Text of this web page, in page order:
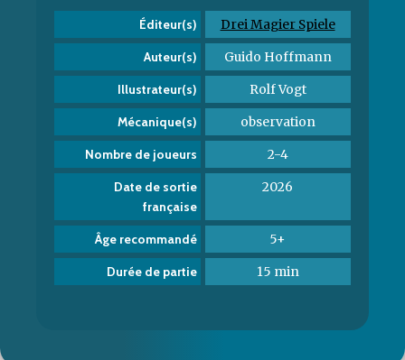
Éditeur(s) Drei Magier Spiele
Auteur(s) Guido Hoffmann
Illustrateur(s) Rolf Vogt
Mécanique(s) observation
Nombre de joueurs 2-4
Date de sortie
française
2026
Âge recommandé 5+
Durée de partie 15 min